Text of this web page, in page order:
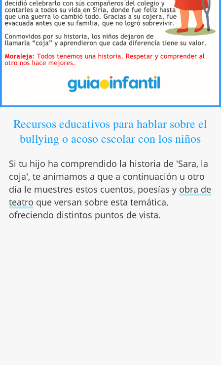
Recursos educativos para hablar sobre el
bullying o acoso escolar con los niños
Si tu hijo ha comprendido la historia de 'Sara, la
coja', te animamos a que a continuación u otro
día le muestres estos cuentos, poesías y obra de
teatro que versan sobre esta temática,
ofreciendo distintos puntos de vista.